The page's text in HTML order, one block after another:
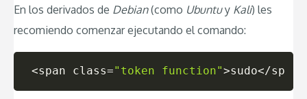
En los derivados de Debian(como Ubuntuy Kali) les
recomiendo comenzar ejecutando el comando:
<span class="token function">sudo</span